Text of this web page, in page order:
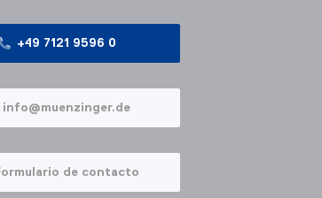
+49 7121 9596 0
info@muenzinger.de
de contacto